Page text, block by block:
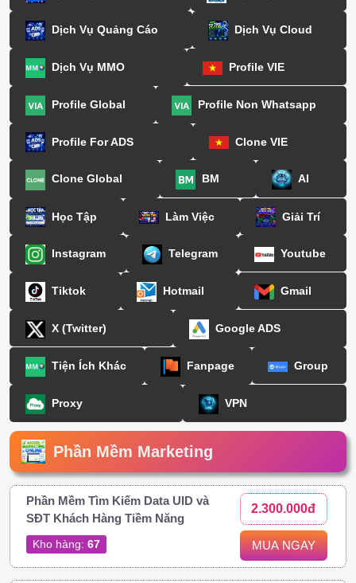
Dịch Vụ Quảng Cáo Dịch Vụ Cloud
Dịch Vụ MMO Profile VIE
Profile Global Profile Non Whatsapp
Profile For ADS Clone VIE
Clone Global BM AI
Học Tập Làm Việc Giải Trí
Instagram Telegram Youtube
Tiktok Hotmail Gmail
X (Twitter) Google ADS
Tiện Ích Khác Fanpage Group
Proxy VPN
Phần Mềm Marketing
Phần Mềm Tìm Kiếm Data UID và
SĐT Khách Hàng Tiềm Năng
Kho hàng: 67
2.300.000đ
MUA NGAY